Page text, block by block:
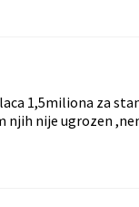
1,5miliona za
njih nije ugrozen